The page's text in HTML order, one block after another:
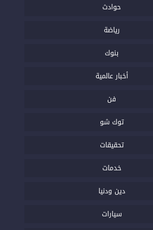
حوادث
رياضة
بنوك
أخبار عالمية
فن
توك شو
تحقيقات
خدمات
دين ودنيا
سيارات